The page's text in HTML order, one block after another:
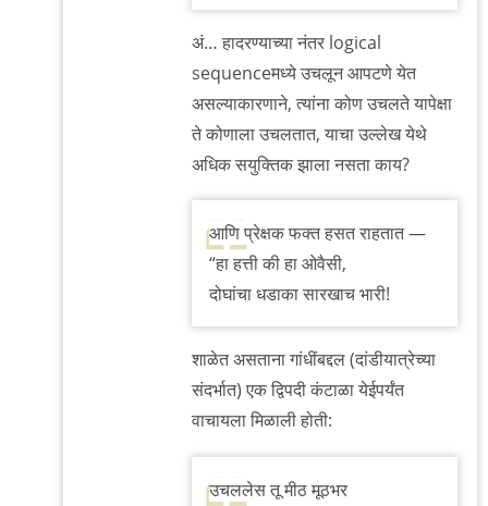
अं… हादरण्याच्या नंतर logical
sequenceमध्ये उचलून आपटणे येत
असल्याकारणाने, त्यांना कोण उचलते यापेक्षा
ते कोणाला उचलतात, याचा उल्लेख येथे
अधिक सयुक्तिक झाला नसता काय?
आणि प्रेक्षक फक्त हसत राहतात —
“हा हत्ती की हा ओवैसी,
दोघांचा धडाका सारखाच भारी!
शाळेत असताना गांधींबद्दल (दांडीयात्रेच्या
संदर्भात) एक द्विपदी कंटाळा येईपर्यंत
वाचायला मिळाली होती:
उचललेस तू मीठ मूठभर